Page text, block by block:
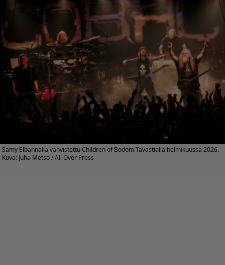
Samy Elbannalla vahvistettu Children of Bodom Tavastialla helmikuussa 2026.
Kuva: Juha Metso / All Over Press